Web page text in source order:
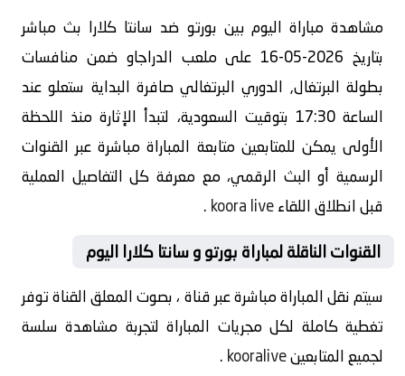
مشاهدة مباراة اليوم بين بورتو ضد سانتا كلارا بث مباشر
بتاريخ 2026-05-16 على ملعب الدراجاو ضمن منافسات
بطولة البرتغال, الدوري البرتغالي صافرة البداية ستعلو عند
الساعة 17:30 بتوقيت السعودية، لتبدأ الإثارة منذ اللحظة
الأولى يمكن للمتابعين متابعة المباراة مباشرة عبر القنوات
الرسمية أو البث الرقمي، مع معرفة كل التفاصيل العملية
قبل انطلاق اللقاءkoora live
.
القنوات الناقلة لمباراة بورتو و سانتا كلارا اليوم
سيتم نقل المباراة مباشرة عبر قناة ، بصوت المعلق القناة توفر
تغطية كاملة لكل مجريات المباراة لتجربة مشاهدة سلسة
لجميع المتابعينkooralive
.